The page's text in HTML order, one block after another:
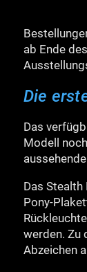
ab Ende
Die
Das
Modell
Das
Pony-
werden. Zu
Abzeichen